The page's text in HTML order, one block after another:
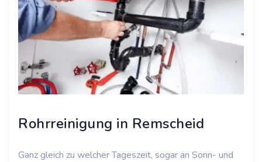
Rohrreinigung in Remscheid
Ganz gleich zu welcher Tageszeit, sogar an Sonn- und